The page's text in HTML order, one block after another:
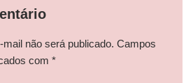
não será publicado. Campos
com *